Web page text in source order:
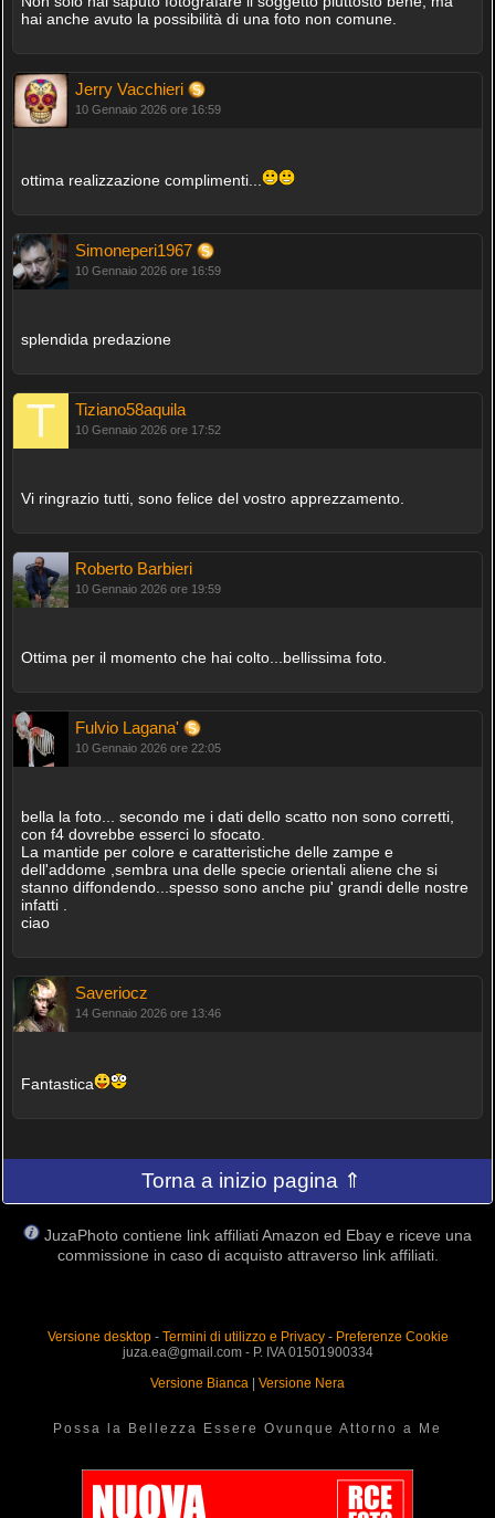
hai anche avuto la possibilità di una foto non comune.
Jerry Vacchieri
10 Gennaio 2026 ore 16:59
ottima realizzazione complimenti...
Simoneperi1967
10 Gennaio 2026 ore 16:59
splendida predazione
Tiziano58aquila
10 Gennaio 2026 ore 17:52
Vi ringrazio tutti, sono felice del vostro apprezzamento.
Roberto Barbieri
10 Gennaio 2026 ore 19:59
Ottima per il momento che hai colto...bellissima foto.
Fulvio Lagana'
10 Gennaio 2026 ore 22:05
bella la foto... secondo me i dati dello scatto non sono corretti,
con f4 dovrebbe esserci lo sfocato.
La mantide per colore e caratteristiche delle zampe e
dell'addome ,sembra una delle specie orientali aliene che si
stanno diffondendo...spesso sono anche piu' grandi delle nostre
infatti .
ciao
Saveriocz
14 Gennaio 2026 ore 13:46
Fantastica
Torna a inizio pagina ⇑
JuzaPhoto contiene link affiliati Amazon ed Ebay e riceve una
commissione in caso di acquisto attraverso link affiliati.
Versione desktop- Termini di utilizzo e Privacy- Preferenze Cookie
juza.ea@gmail.com - P. IVA 01501900334
Versione Bianca | Versione Nera
Possa la Bellezza Essere Ovunque Attorno a Me